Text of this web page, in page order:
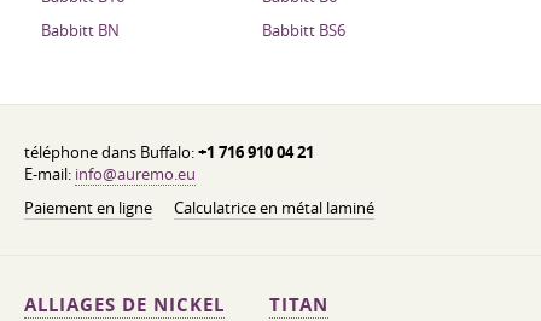
Babbitt BN
Babbitt BS6
téléphone dans Buffalo:+1 716 910 04 21
E-mail: info@auremo.eu
Paiement en ligne
Calculatrice en métal laminé
ALLIAGES DE NICKEL TITAN